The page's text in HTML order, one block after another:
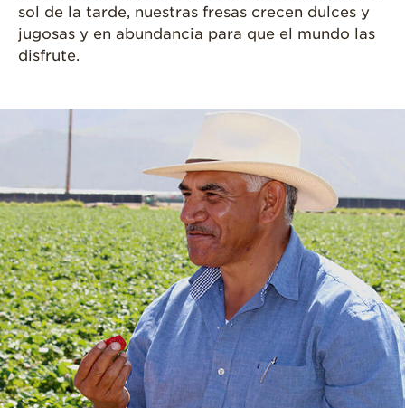
sol de la tarde, nuestras fresas crecen dulces y
jugosas y en abundancia para que el mundo las
disfrute.